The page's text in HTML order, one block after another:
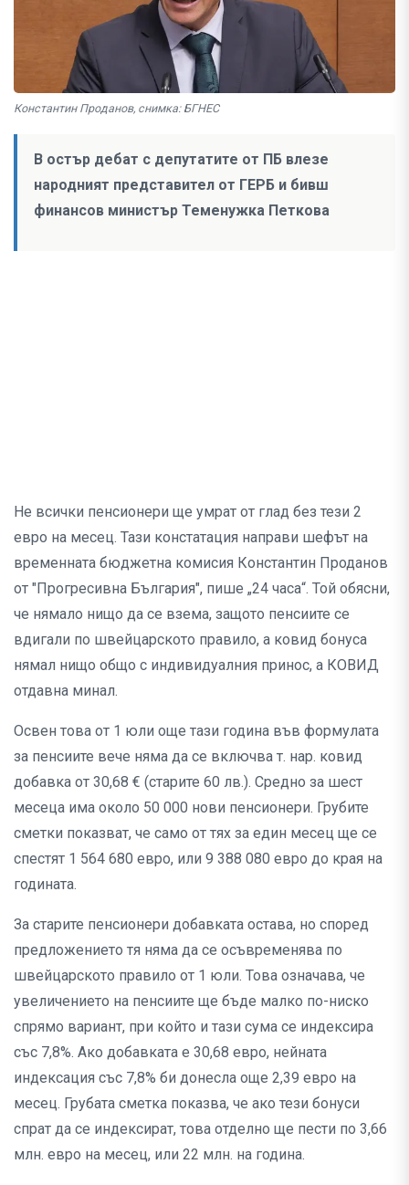
Константин Проданов, снимка: БГНЕС
В остър дебат с депутатите от ПБ влезе
народният представител от ГЕРБ и бивш
финансов министър Теменужка Петкова
Не всички пенсионери ще умрат от глад без тези 2
евро на месец. Тази констатация направи шефът на
временната бюджетна комисия Константин Проданов
от "Прогресивна България", пише „24 часа“. Той обясни,
че нямало нищо да се взема, защото пенсиите се
вдигали по швейцарското правило, а ковид бонуса
нямал нищо общо с индивидуалния принос, а КОВИД
отдавна минал.
Освен това от 1 юли още тази година във формулата
за пенсиите вече няма да се включва т. нар. ковид
добавка от 30,68 € (старите 60 лв.). Средно за шест
месеца има около 50 000 нови пенсионери. Грубите
сметки показват, че само от тях за един месец ще се
спестят 1 564 680 евро, или 9 388 080 евро до края на
годината.
За старите пенсионери добавката остава, но според
предложението тя няма да се осъвременява по
швейцарското правило от 1 юли. Това означава, че
увеличението на пенсиите ще бъде малко по-ниско
спрямо вариант, при който и тази сума се индексира
със 7,8%. Ако добавката е 30,68 евро, нейната
индексация със 7,8% би донесла още 2,39 евро на
месец. Грубата сметка показва, че ако тези бонуси
спрат да се индексират, това отделно ще пести по 3,66
млн. евро на месец, или 22 млн. на година.